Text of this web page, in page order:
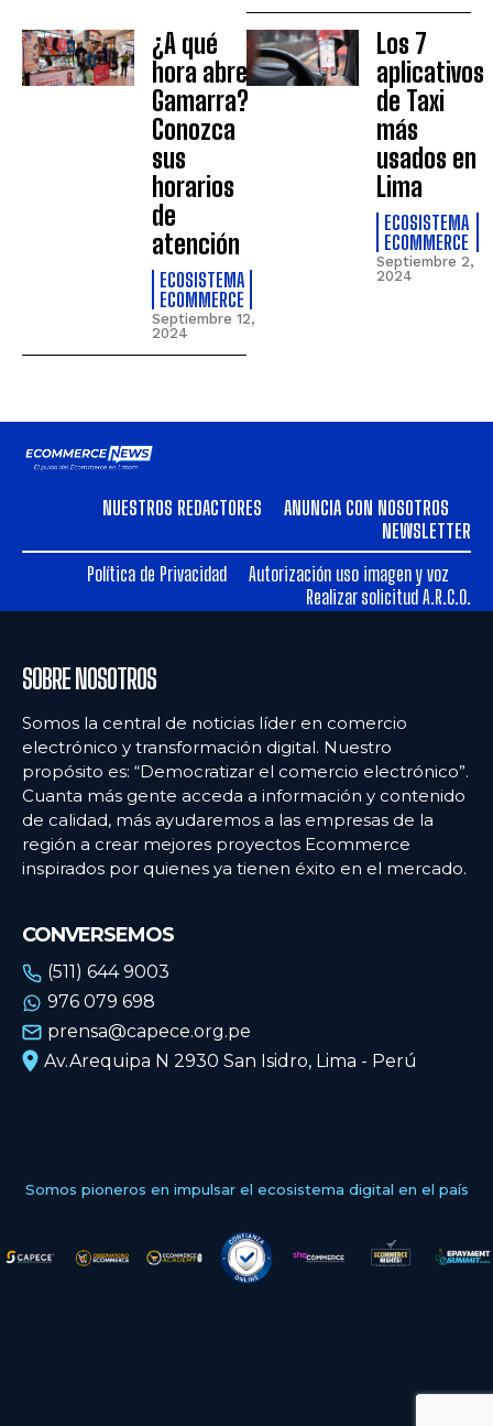
¿A qué
hora abre
Gamarra?
Conozca
sus
horarios
de
atención
ECOSISTEMA
ECOMMERCE
Septiembre 12,
2024
Los 7
aplicativos
de Taxi
más
usados en
Lima
ECOSISTEMA
ECOMMERCE
Septiembre 2,
2024
NUESTROS REDACTORES
ANUNCIA CON NOSOTROS
NEWSLETTER
Política de Privacidad
Autorización uso imagen y voz
Realizar solicitud A.R.C.O.
SOBRE NOSOTROS
Somos la central de noticias líder en comercio
electrónico y transformación digital. Nuestro
propósito es: “Democratizar el comercio electrónico”.
Cuanta más gente acceda a información y contenido
de calidad, más ayudaremos a las empresas de la
región a crear mejores proyectos Ecommerce
inspirados por quienes ya tienen éxito en el mercado.
CONVERSEMOS
(511) 644 9003
976 079 698
prensa@capece.org.pe
Av.Arequipa N 2930 San Isidro, Lima - Perú
Somos pioneros en impulsar el ecosistema digital en el país